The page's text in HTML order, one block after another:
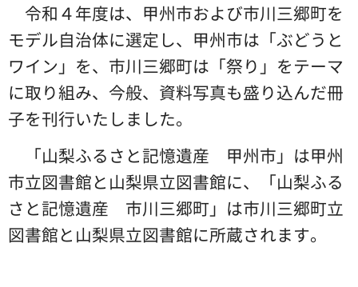
令和４年度は、甲州市および市川三郷町を
モデル自治体に選定し、甲州市は「ぶどうと
ワイン」を、市川三郷町は「祭り」をテーマ
に取り組み、今般、資料写真も盛り込んだ冊
子を刊行いたしました。
「山梨ふるさと記憶遺産 甲州市」は甲州
市立図書館と山梨県立図書館に、「山梨ふる
さと記憶遺産 市川三郷町」は市川三郷町立
図書館と山梨県立図書館に所蔵されます。